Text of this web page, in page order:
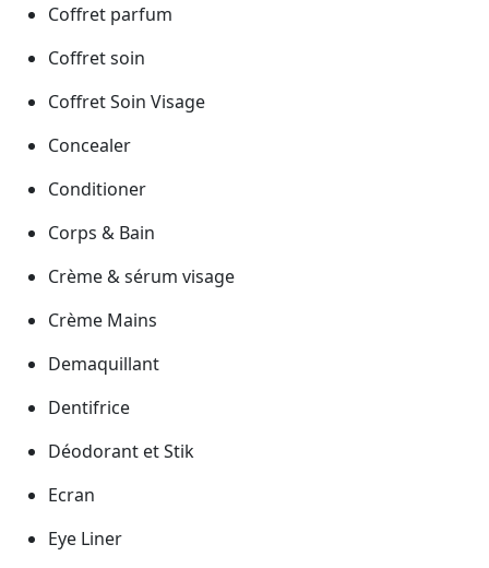
Coffret parfum
Coffret soin
Coffret Soin Visage
Concealer
Conditioner
Corps & Bain
Crème & sérum visage
Crème Mains
Demaquillant
Dentifrice
Déodorant et Stik
Ecran
Eye Liner